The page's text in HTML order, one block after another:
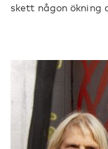
skett någon ökning